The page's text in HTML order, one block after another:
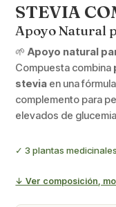
STEVIA
Apoyo Natural
🌱Apoyo natural
Compuesta combina
stevia en una
complemento para
elevados de
✓ 3 plantas
↓ Ver composición,